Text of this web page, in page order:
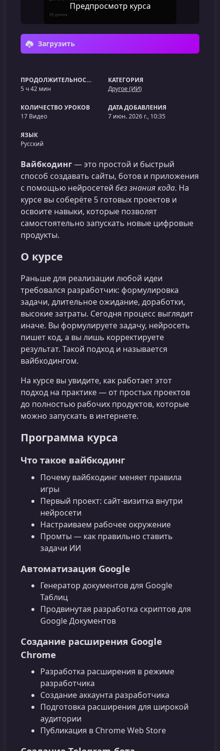
Предпросмотр курса
Загрузить
ПРОДОЛЖИТЕЛЬНОСТЬ
5 ч 42 мин
КАТЕГОРИЯ
Другое (ИИ)
КОЛИЧЕСТВО УРОКОВ
17 Видео
ДАТА ДОБАВЛЕНИЯ
7 июн. 2026 г., 10:35
ЯЗЫК
Русский
Вайбкодинг— это простой и быстрый
способ создавать сайты, ботов и приложения
с помощью нейросетей без знания кода. На
курсе вы соберёте 5 готовых проектов и
освоите навыки, которые позволят
самостоятельно запускать новые цифровые
продукты.
О курсе
Раньше для реализации любой идеи
требовался разработчик: формулировка
задачи, длительное ожидание, доработки,
высокие затраты. Сегодня процесс выглядит
иначе. Вы формулируете задачу, нейросеть
пишет код, а вы лишь корректируете
результат. Такой подход и называется
вайбкодингом.
На курсе вы увидите, как работает этот
подход на практике — от простых проектов
до полностью рабочих продуктов, которые
можно запускать в интернете.
Программа курса
Что такое вайбкодинг
Почему вайбкодинг меняет правила
игры
Первый проект: сайт-визитка внутри
нейросети
Настраиваем рабочее окружение
Промты — как правильно ставить
задачи ИИ
Автоматизация Google
Генератор документов для Google
Таблиц
Продвинутая разработка скриптов для
Google Документов
Создание расширения Google
Chrome
Разработка расширения в режиме
разработчика
Создание аккаунта разработчика
Подготовка расширения для широкой
аудитории
Публикация в Chrome Web Store